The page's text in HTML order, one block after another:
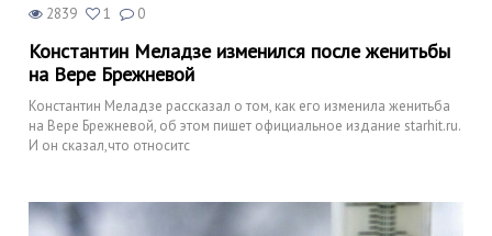
2839 1 0
Константин Меладзе изменился после женитьбы
на Вере Брежневой
Константин Меладзе рассказал о том, как его изменила женитьба
на Вере Брежневой, об этом пишет официальное издание starhit.ru.
И он сказал,что относитс